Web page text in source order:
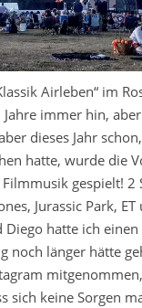
Airleben“ im
immer hin,
dieses Jahr
hatte, wurde die
gespielt! 2
Jurassic Park,
Diego hatte ich
noch länger hätte
sich keine Sorgen